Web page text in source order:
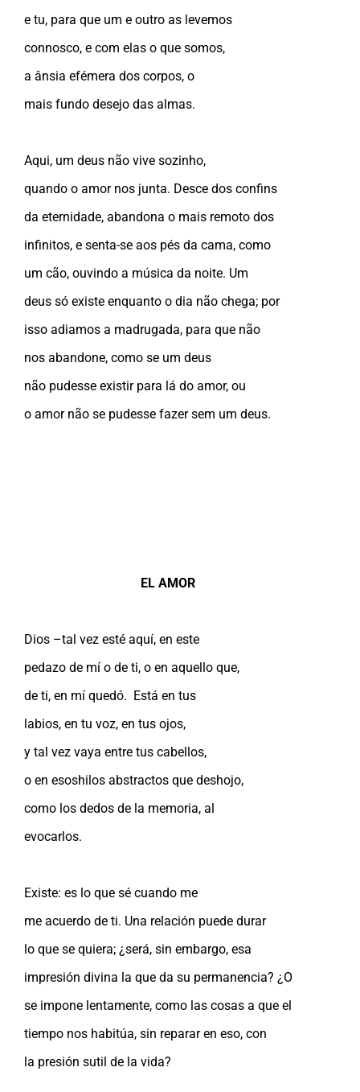
e tu, para que um e outro as levemos
connosco, e com elas o que somos,
a ânsia efémera dos corpos, o
mais fundo desejo das almas.
Aqui, um deus não vive sozinho,
quando o amor nos junta. Desce dos confins
da eternidade, abandona o mais remoto dos
infinitos, e senta-se aos pés da cama, como
um cão, ouvindo a música da noite. Um
deus só existe enquanto o dia não chega; por
isso adiamos a madrugada, para que não
nos abandone, como se um deus
não pudesse existir para lá do amor, ou
o amor não se pudesse fazer sem um deus.
EL AMOR
Dios –tal vez esté aquí, en este
pedazo de mí o de ti, o en aquello que,
de ti, en mí quedó. Está en tus
labios, en tu voz, en tus ojos,
y tal vez vaya entre tus cabellos,
o en esoshilos abstractos que deshojo,
como los dedos de la memoria, al
evocarlos.
Existe: es lo que sé cuando me
me acuerdo de ti. Una relación puede durar
lo que se quiera; ¿será, sin embargo, esa
impresión divina la que da su permanencia? ¿O
se impone lentamente, como las cosas a que el
tiempo nos habitúa, sin reparar en eso, con
la presión sutil de la vida?